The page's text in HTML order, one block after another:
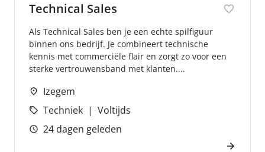
Technical Sales
Als Technical Sales ben je een echte spilfiguur
binnen ons bedrijf. Je combineert technische
kennis met commerciële flair en zorgt zo voor een
sterke vertrouwensband met klanten....
Izegem
Techniek
Voltijds
24 dagen geleden